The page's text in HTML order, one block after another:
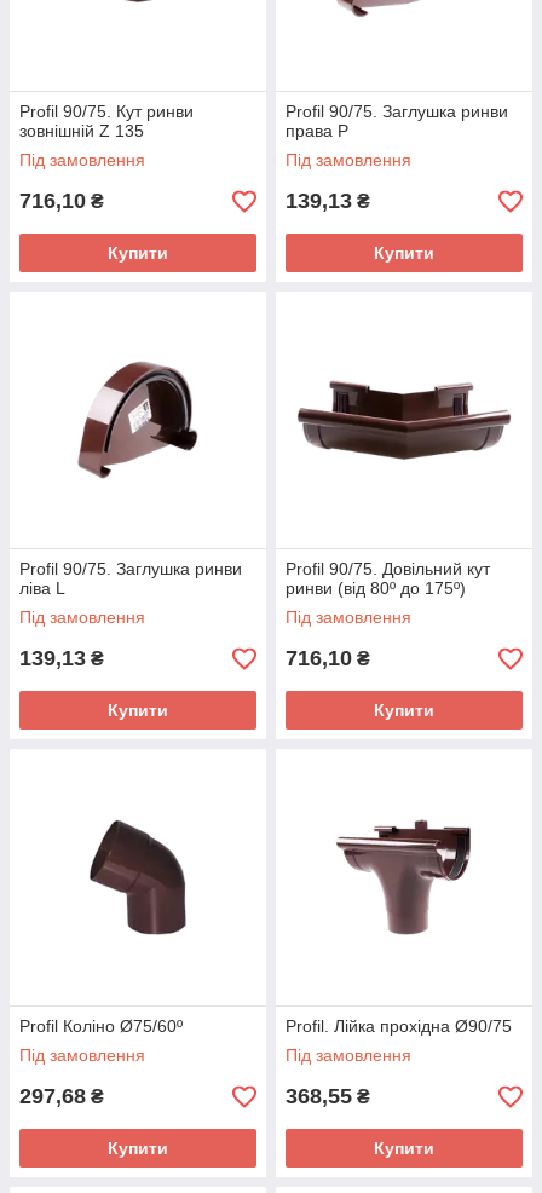
Profil 90/75. Кут ринви
зовнішній Z 135
Під замовлення
716,10 ₴
Купити
Profil 90/75. Заглушка ринви
права Р
Під замовлення
139,13 ₴
Купити
Profil 90/75. Заглушка ринви
ліва L
Під замовлення
139,13 ₴
Купити
Profil 90/75. Довільний кут
ринви (від 80º до 175º)
Під замовлення
716,10 ₴
Купити
Profil Коліно Ø75/60º
Під замовлення
297,68 ₴
Купити
Profil. Лійка прохідна Ø90/75
Під замовлення
368,55 ₴
Купити